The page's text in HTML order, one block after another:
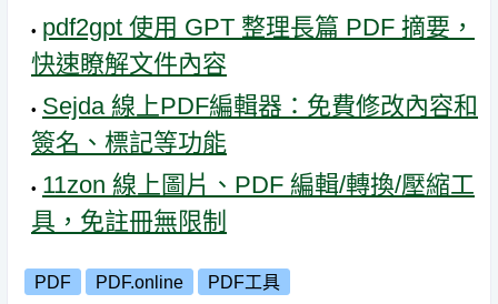
pdf2gpt 使用 GPT 整理長篇 PDF 摘要，
快速瞭解文件內容
Sejda 線上PDF編輯器：免費修改內容和
簽名、標記等功能
11zon 線上圖片、PDF 編輯/轉換/壓縮工
具，免註冊無限制
PDF PDF.online PDF工具